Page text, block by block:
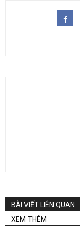
BÀI VIẾT LIÊN QUAN
XEM THÊM